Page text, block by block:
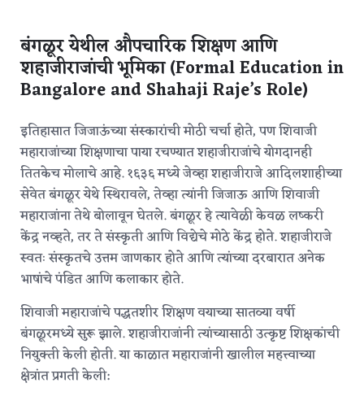
बंगळूर येथील औपचारिक शिक्षण आणि
शहाजीराजांची भूमिका (Formal Education in
Bangalore and Shahaji Raje’s Role)
इतिहासात जिजाऊंच्या संस्कारांची मोठी चर्चा होते, पण शिवाजी
महाराजांच्या शिक्षणाचा पाया रचण्यात शहाजीराजांचे योगदानही
तितकेच मोलाचे आहे. १६३६ मध्ये जेव्हा शहाजीराजे आदिलशाहीच्या
सेवेत बंगळूर येथे स्थिरावले, तेव्हा त्यांनी जिजाऊ आणि शिवाजी
महाराजांना तेथे बोलावून घेतले.बंगळूर हे त्यावेळी केवळ लष्करी
केंद्र नव्हते, तर ते संस्कृती आणि विद्येचे मोठे केंद्र होते. शहाजीराजे
स्वतः संस्कृतचे उत्तम जाणकार होते आणि त्यांच्या दरबारात अनेक
भाषांचे पंडित आणि कलाकार होते.
शिवाजी महाराजांचे पद्धतशीर शिक्षण वयाच्या सातव्या वर्षी
बंगळूरमध्ये सुरू झाले.शहाजीराजांनी त्यांच्यासाठी उत्कृष्ट शिक्षकांची
नियुक्ती केली होती. या काळात महाराजांनी खालील महत्त्वाच्या
क्षेत्रांत प्रगती केली: